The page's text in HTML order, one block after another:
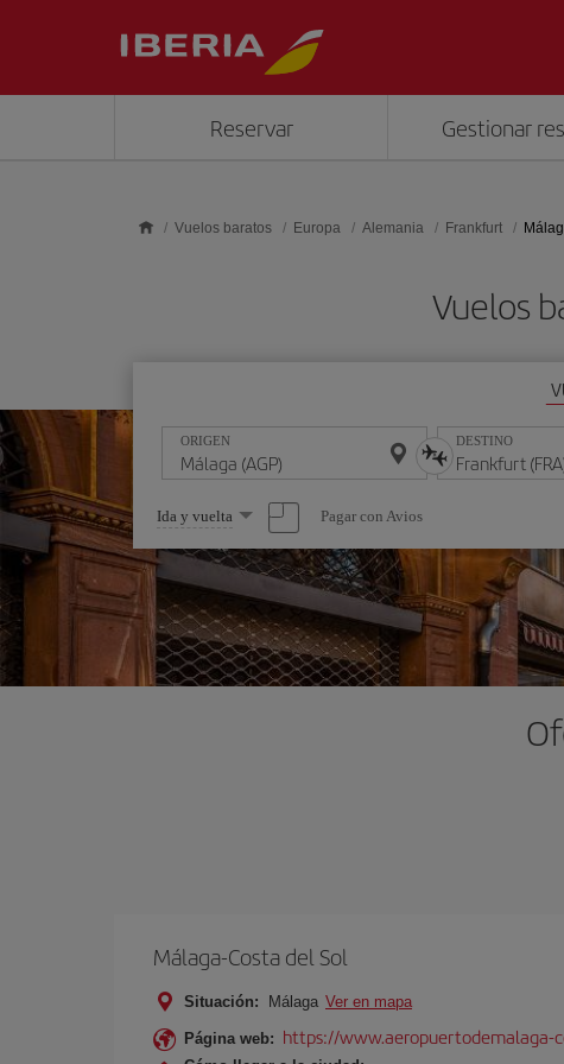
Reservar Gestionar
Vuelos baratos Europa Alemania Frankfurt
Vuelos
ORIGEN DESTINO
Seleccione
una
opción
Ida y vuelta Pagar con Avios
Málaga-Costa del Sol
Situación: Málaga Ver en mapa
Página web: https://www.aeropuertodemalaga-